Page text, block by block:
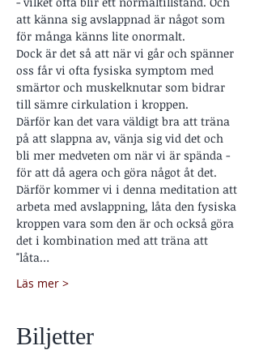
att känna sig avslappnad är något som
för många känns lite onormalt.
Dock är det så att när vi går och spänner
oss får vi ofta fysiska symptom med
smärtor och muskelknutar som bidrar
till sämre cirkulation i kroppen.
Därför kan det vara väldigt bra att träna
på att slappna av, vänja sig vid det och
bli mer medveten om när vi är spända -
för att då agera och göra något åt det.
Därför kommer vi i denna meditation att
arbeta med avslappning, låta den fysiska
kroppen vara som den är och också göra
det i kombination med att träna att
"låta…
Läs mer >
Biljetter